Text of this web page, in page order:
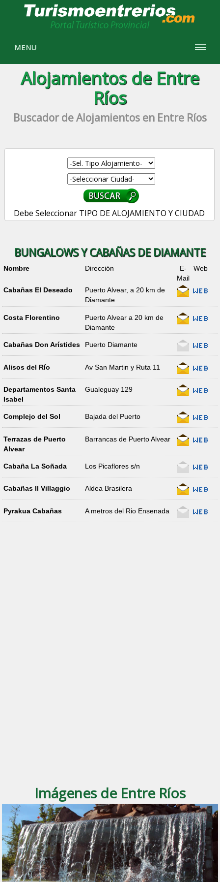
MENU
Alojamientos de Entre
Ríos
Buscador de Alojamientos en Entre Ríos
Debe Seleccionar TIPO DE ALOJAMIENTO Y CIUDAD
BUNGALOWS Y CABAÑAS DE DIAMANTE
Nombre Dirección
E-
Mail
Web
Cabañas El Deseado
Puerto Alvear, a 20 km de
Diamante
Costa Florentino
Puerto Alvear a 20 km de
Diamante
Cabañas Don Arístides Puerto Diamante
Alisos del Río Av San Martin y Ruta 11
Departamentos Santa
Isabel
Gualeguay 129
Complejo del Sol Bajada del Puerto
Terrazas de Puerto
Alvear
Barrancas de Puerto Alvear
Cabaña La Soñada Los Picaflores s/n
Cabañas Il Villaggio Aldea Brasilera
Pyrakua Cabañas A metros del Rio Ensenada
Imágenes de Entre Ríos